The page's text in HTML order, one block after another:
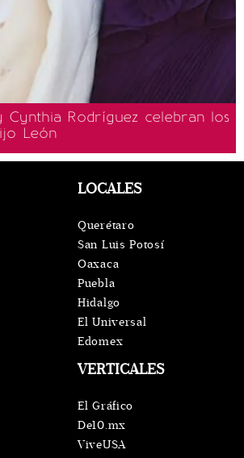
Cynthia Rodríguez celebran los
León
VERTICALES
El Gráfico
De10.mx
ViveUSA
LOCALES
Querétaro
San Luis Potosí
Oaxaca
Puebla
Hidalgo
El Universal
Edomex